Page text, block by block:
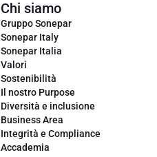
Chi siamo
Gruppo Sonepar
Sonepar Italy
Sonepar Italia
Valori
Sostenibilità
Il nostro Purpose
Diversità e inclusione
Business Area
Integrità e Compliance
Accademia